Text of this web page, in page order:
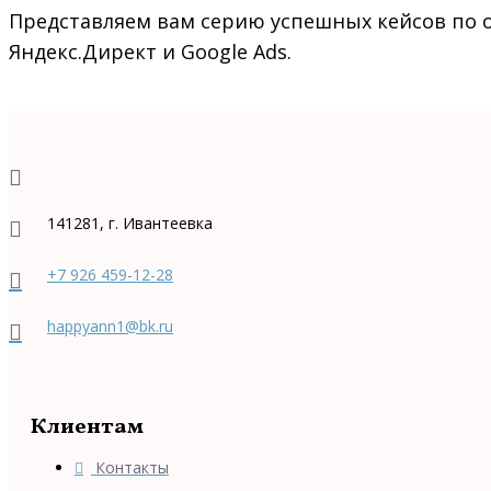
Представляем вам серию успешных кейсов
Яндекс.Директ и Google Ads.
141281, г. Ивантеевка
+7 926 459-12-28
happyann1@bk.ru
Клиентам
Контакты